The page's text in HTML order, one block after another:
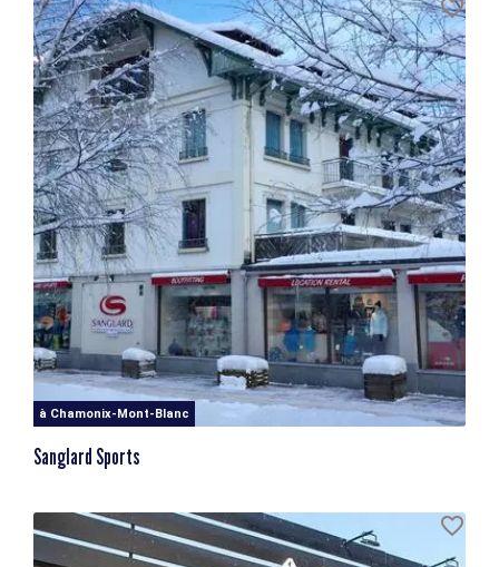
à Chamonix-Mont-Blanc
Sanglard Sports